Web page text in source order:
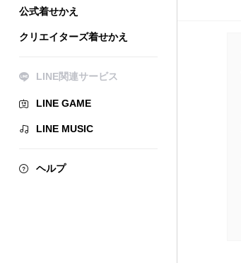
公式着せかえ
クリエイターズ着せかえ
LINE関連サービス
LINE GAME
LINE MUSIC
ヘルプ